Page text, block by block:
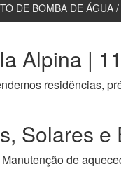
DE BOMBA DE ÁGUA
Alpina |
residências,
Solares e
de